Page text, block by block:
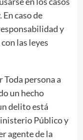
caso de
y
las leyes
persona a
un hecho
delito está
Público y
agente de la